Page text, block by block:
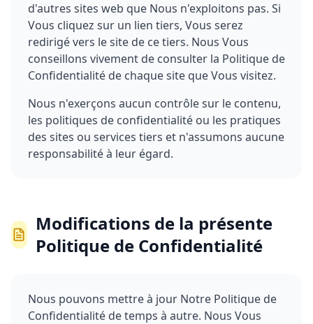
d'autres sites web que Nous n'exploitons pas. Si
Vous cliquez sur un lien tiers, Vous serez
redirigé vers le site de ce tiers. Nous Vous
conseillons vivement de consulter la Politique de
Confidentialité de chaque site que Vous visitez.
Nous n'exerçons aucun contrôle sur le contenu,
les politiques de confidentialité ou les pratiques
des sites ou services tiers et n'assumons aucune
responsabilité à leur égard.
Modifications de la présente
Politique de Confidentialité
Nous pouvons mettre à jour Notre Politique de
Confidentialité de temps à autre. Nous Vous